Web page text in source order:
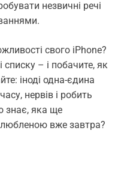
незвичні речі
свого iPhone?
– і побачите, як
іноді одна-єдина
нервів і робить
знає, яка ще
вже завтра?